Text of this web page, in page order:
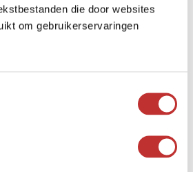
die door websites
om gebruikerservaringen
e-mail